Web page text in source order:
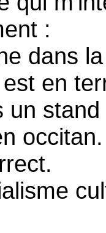
:
dans
en
un
occitan.